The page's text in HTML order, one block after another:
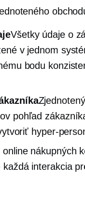
Všetky údaje o
v jednom
bodu
pohľad
hyper-
online nákupných
interakcia